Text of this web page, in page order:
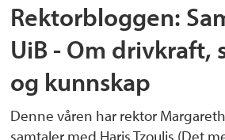
Rektorbloggen:
UiB - Om drivkraft,
og kunnskap
Denne våren har rektor
samtaler med Haris Tzoulis (Det